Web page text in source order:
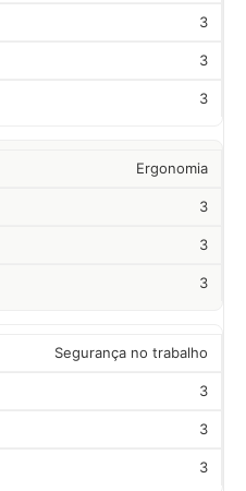
3
3
3
Ergonomia
3
3
3
Segurança no trabalho
3
3
3